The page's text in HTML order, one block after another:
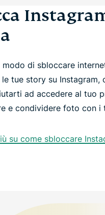
modo di sbloccare
tue story su Instagram,
ad accedere al tuo
e condividere foto con i
su come sbloccare